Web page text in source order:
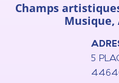
Champs
Musique,
5